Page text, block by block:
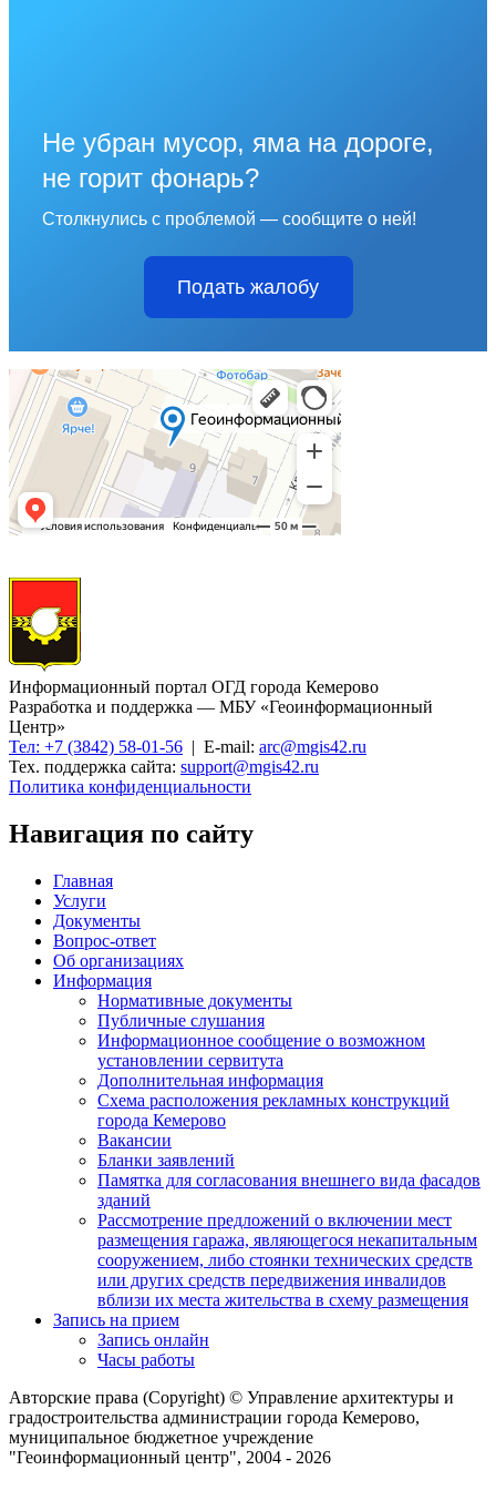
Не убран мусор, яма на дороге,
не горит фонарь?
Столкнулись с проблемой — сообщите о ней!
Подать жалобу
Информационный портал ОГД города Кемерово
Разработка и поддержка — МБУ «Геоинформационный
Центр»
Тел: +7 (3842) 58-01-56 | E-mail: arc@mgis42.ru
Тех. поддержка сайта: support@mgis42.ru
Политика конфиденциальности
Навигация по сайту
Главная
Услуги
Документы
Вопрос-ответ
Об организациях
Информация
Нормативные документы
Публичные слушания
Информационное сообщение о возможном
установлении сервитута
Дополнительная информация
Схема расположения рекламных конструкций
города Кемерово
Вакансии
Бланки заявлений
Памятка для согласования внешнего вида фасадов
зданий
Рассмотрение предложений о включении мест
размещения гаража, являющегося некапитальным
сооружением, либо стоянки технических средств
или других средств передвижения инвалидов
вблизи их места жительства в схему размещения
Запись на прием
Запись онлайн
Часы работы
Авторские права (Copyright) © Управление архитектуры и
градостроительства администрации города Кемерово,
муниципальное бюджетное учреждение
"Геоинформационный центр", 2004 - 2026